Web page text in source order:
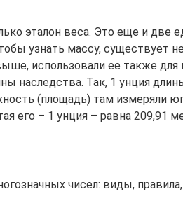
эталон веса. Это еще и две
узнать массу, существует
использовали ее также
наследства. Так, 1 унция
(площадь) там измеряли
его – 1 унция – равна 209,91
чисел: виды,